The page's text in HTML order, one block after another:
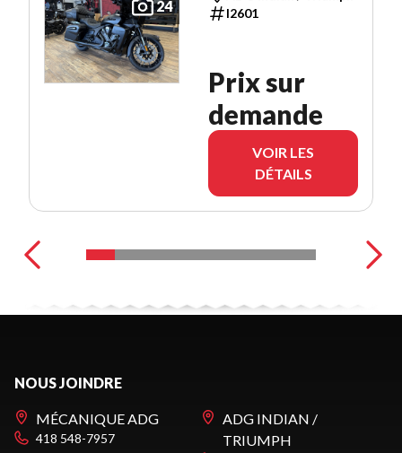
24
I2601
Prix sur
demande
VOIR LES
DÉTAILS
NOUS JOINDRE
MÉCANIQUE ADG
418 548-7957
ADG INDIAN /
TRIUMPH